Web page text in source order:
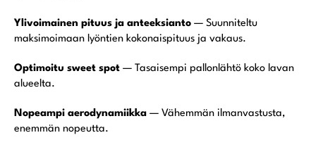
Ylivoimainen pituus ja anteeksianto — Suunniteltu
maksimoimaan lyöntien kokonaispituus ja vakaus.
Optimoitu sweet spot — Tasaisempi pallonlähtö koko lavan
alueelta.
Nopeampi aerodynamiikka — Vähemmän ilmanvastusta,
enemmän nopeutta.